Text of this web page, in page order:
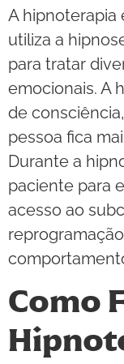
A hipnoterapia
utiliza a
para tratar
emocionais. A
de
pessoa fica
Durante a
paciente para
acesso ao
Como